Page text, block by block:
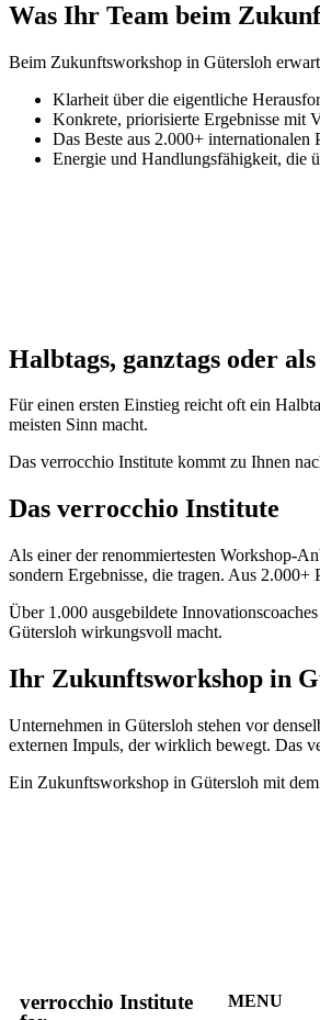
Was Ihr Team beim
Beim Zukunftsworkshop in Gütersloh
Klarheit über die eigentliche
Konkrete, priorisierte Ergebnisse mit
Das Beste aus 2.000+ internationalen
Energie und Handlungsfähigkeit, die
Halbtags, ganztags oder
Für einen ersten Einstieg reicht oft ein
meisten Sinn macht.
Das verrocchio Institute kommt zu Ihnen
Das verrocchio Institute
Als einer der renommiertesten Workshop-
sondern Ergebnisse, die tragen. Aus 2.000+
Über 1.000 ausgebildete
Gütersloh wirkungsvoll macht.
Ihr Zukunftsworkshop in
Unternehmen in Gütersloh stehen vor
externen Impuls, der wirklich bewegt. Das
Ein Zukunftsworkshop in Gütersloh mit
verrocchio Institute
MENU